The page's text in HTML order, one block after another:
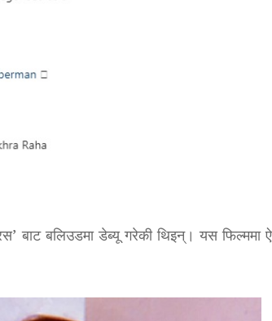
बाट बलिउडमा डेब्यू गरेकी थिइन्। यस फिल्ममा